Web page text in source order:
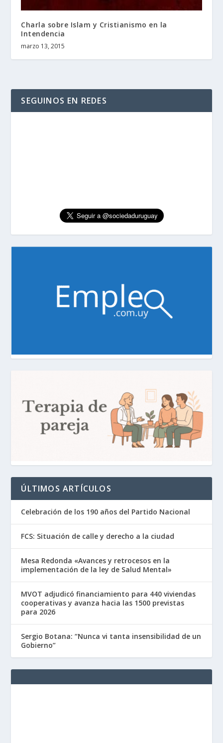
Charla sobre Islam y Cristianismo en la
Intendencia
marzo 13, 2015
SEGUINOS EN REDES
ÚLTIMOS ARTÍCULOS
Celebración de los 190 años del Partido Nacional
FCS: Situación de calle y derecho a la ciudad
Mesa Redonda «Avances y retrocesos en la
implementación de la ley de Salud Mental»
MVOT adjudicó financiamiento para 440 viviendas
cooperativas y avanza hacia las 1500 previstas
para 2026
Sergio Botana: “Nunca vi tanta insensibilidad de un
Gobierno”